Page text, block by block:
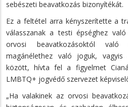
sebészeti beavatkozás bizonyítékát.
Ez a feltétel arra kényszerítette a
válasszanak a testi épséghez
orvosi beavatkozásoktól
magánélethez való joguk,
között, hívta fel a figyelmet
LMBTQ+ jogvédő szervezet
„Ha valakinek az orvosi